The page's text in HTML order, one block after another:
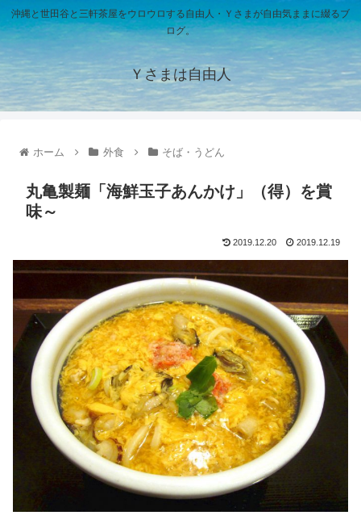
沖縄と世田谷と三軒茶屋をウロウロする自由人・Ｙさまが自由気ままに綴るブ
ログ。
Ｙさまは自由人
ホーム 外食 そば・うどん
丸亀製麺「海鮮玉子あんかけ」（得）を賞
味～
2019.12.20 2019.12.19